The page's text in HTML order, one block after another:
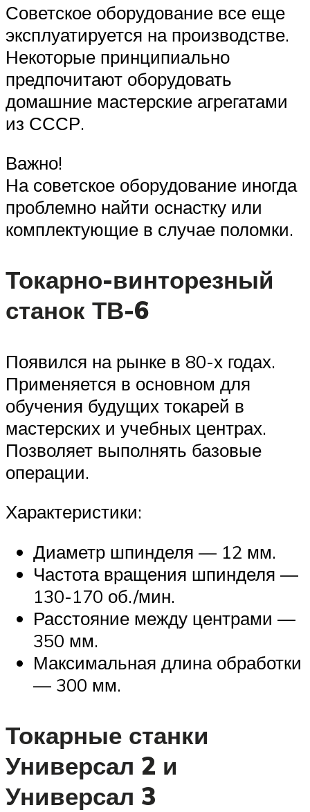
Советское оборудование все еще
эксплуатируется на производстве.
Некоторые принципиально
предпочитают оборудовать
домашние мастерские агрегатами
из СССР.
Важно!
На советское оборудование иногда
проблемно найти оснастку или
комплектующие в случае поломки.
Токарно-винторезный
станок ТВ-6
Появился на рынке в 80-х годах.
Применяется в основном для
обучения будущих токарей в
мастерских и учебных центрах.
Позволяет выполнять базовые
операции.
Характеристики:
Диаметр шпинделя — 12 мм.
Частота вращения шпинделя —
130-170 об./мин.
Расстояние между центрами —
350 мм.
Максимальная длина обработки
— 300 мм.
Токарные станки
Универсал 2 и
Универсал 3